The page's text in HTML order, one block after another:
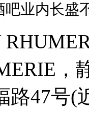
吧业内长盛
，
路47号(